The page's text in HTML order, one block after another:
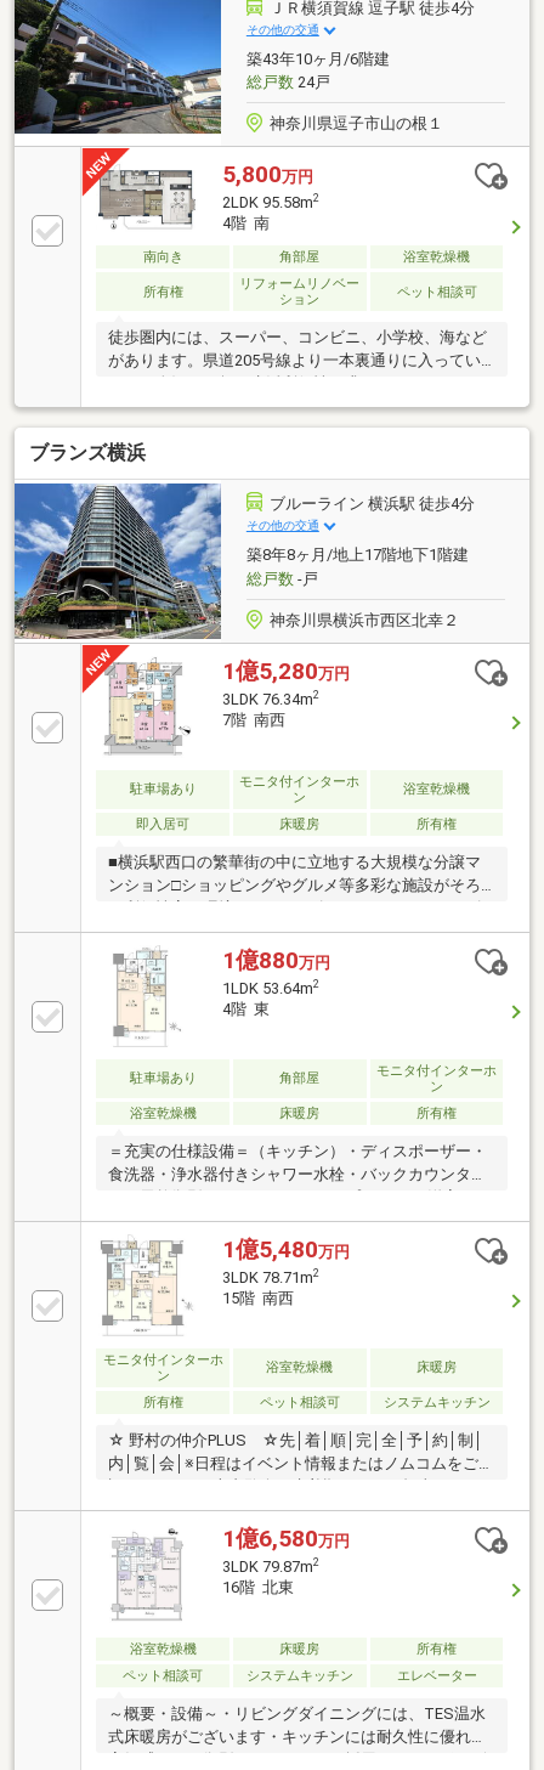
ＪＲ横須賀線 逗子駅 徒歩4分
その他の交通
築43年10ヶ月/6階建
総戸数24戸
神奈川県逗子市山の根１
5,800万円
2LDK 95.58m2
4階 南
南向き 角部屋 浴室乾燥機
所有権
リフォームリノベー
ション
ペット相談可
徒歩圏内には、スーパー、コンビニ、小学校、海など
があります。県道205号線より一本裏通りに入ってい
りと暮らしたい方へお勧めな立地。室内は2024年にリ
ノベーション工事済。専有面積は90平米超と一軒家に
も劣らない開放感があります。設備は、タニコーのオ
ーダーメイドキッチンMEISDELをはじめに大正浪漫溢
れる室内、細部まで拘りぬいた一部屋です。今回の一
軒は「海も身近に感じたいが利便性も、、、」「平坦
な立地で、、、」「自動車を手放した生活も、、、」
そのような不動産をお求めの方へ是非ご覧頂きたい一
軒です。
ブランズ横浜
ブルーライン 横浜駅 徒歩4分
その他の交通
築8年8ヶ月/地上17階地下1階建
総戸数-戸
神奈川県横浜市西区北幸２
1億5,280万円
3LDK 76.34m2
7階 南西
駐車場あり
モニタ付インターホ
ン
浴室乾燥機
即入居可 床暖房 所有権
■横浜駅西口の繁華街の中に立地する大規模な分譲マ
ンション□ショッピングやグルメ等多彩な施設がそろ
う利便性高い環境■オーナーズガーデン、オーナーズ
ラウンジなど上質な共用施設をご用意□暮らしをサポ
ートするコンシェルジェデスクを設置■セキュリティ
性とプライバシー性を確保する内廊下設計□各階に24
時間利用可能なゴミ置き場を設置■管理センターによ
る、２４時間常駐の安心な防犯体制□室内には床暖
房、乾燥機能とミストサウナが付いた浴室、 ディス
ポーザー、ビルトイン浄水器等の便利な機能を装備
1億880万円
1LDK 53.64m2
4階 東
駐車場あり 角部屋
モニタ付インターホ
ン
浴室乾燥機
床暖房 所有権
＝充実の仕様設備＝（キッチン）・ディスポーザー・
食洗器・浄水器付きシャワー水栓・バックカウンタ
ー・天然御影石のカウンタートップ （LD・洋室）・
内窓を追加施工（LD)・床暖房（バスルーム）・ミス
トサウナ・浴室乾燥暖房機・保温浴槽・グローエ社製
混合水栓・節水シャワーヘッド（洗面所）・天然御影
石の洗面カウンタートップ・グローエ社製混合水栓
（トイレ）・手洗いカウンター（天然御影石）・超節
水タンクレストイレ（バルコニー）・スロップシンク
有・奥行1，700mm・幅5，800mm
1億5,480万円
3LDK 78.71m2
15階 南西
モニタ付インターホ
ン
浴室乾燥機 床暖房
所有権 ペット相談可 システムキッチン
☆ 野村の仲介PLUS ☆先│着│順│完│全│予│約│制│
内│覧│会│※日程はイベント情報またはノムコムをご確
認ください。※本内覧会は先着順のため、担当とコン
タクトが取れたお客様から順にご案内させていただき
ます。ご成約(予定含む)の際はご容赦下さい～おすす
めポイント～・トランクルーム、ウォークインクロー
ゼットをはじめ豊富な収納スペース・天然御影石のカ
ウンタートップ（キッチン、洗面化粧台、トイレ手洗
いカウンター）
1億6,580万円
3LDK 79.87m2
16階 北東
浴室乾燥機 床暖房
所有権
ペット相談可
システムキッチン エレベーター
～概要・設備～・リビングダイニングには、TES温水
式床暖房がございます・キッチンには耐久性に優れた
高級感のある御影石カウンターを採用・ディスポーザ